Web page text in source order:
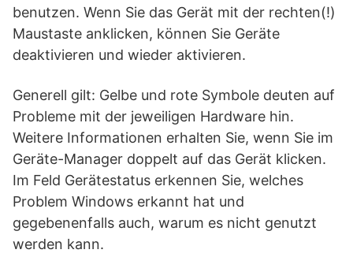
benutzen. Wenn Sie das Gerät mit der rechten(!)
Maustaste anklicken, können Sie Geräte
deaktivieren und wieder aktivieren.
Generell gilt: Gelbe und rote Symbole deuten auf
Probleme mit der jeweiligen Hardware hin.
Weitere Informationen erhalten Sie, wenn Sie im
Geräte-Manager doppelt auf das Gerät klicken.
Im Feld Gerätestatus erkennen Sie, welches
Problem Windows erkannt hat und
gegebenenfalls auch, warum es nicht genutzt
werden kann.